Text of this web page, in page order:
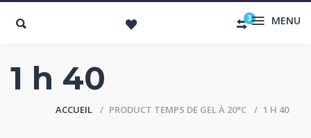
3 MENU
1 h 40
ACCUEIL PRODUCT TEMPS DE GEL À 20°C 1 H 40